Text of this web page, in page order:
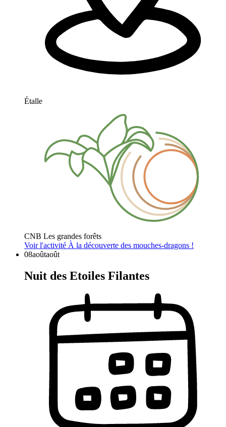
Étalle
CNB Les grandes forêts
Voir l'activité À la découverte des mouches-dragons !
08aoûtaoût
Nuit des Etoiles Filantes